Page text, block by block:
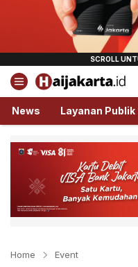
Haijakarta.id
Semua Tentang
News Layanan Publik
Home Event